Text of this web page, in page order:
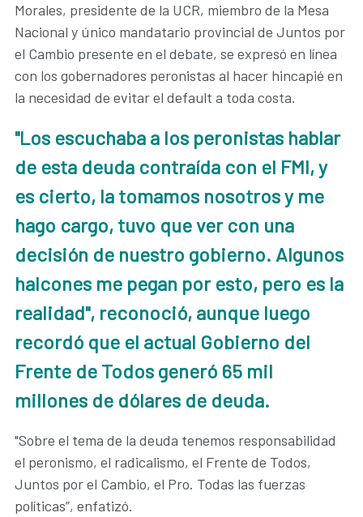
Morales, presidente de la UCR, miembro de la Mesa
Nacional y único mandatario provincial de Juntos por
el Cambio presente en el debate, se expresó en línea
con los gobernadores peronistas al hacer hincapié en
la necesidad de evitar el default a toda costa.
"Los escuchaba a los peronistas hablar
de esta deuda contraída con el FMI, y
es cierto, la tomamos nosotros y me
hago cargo, tuvo que ver con una
decisión de nuestro gobierno. Algunos
halcones me pegan por esto, pero es la
realidad", reconoció, aunque luego
recordó que el actual Gobierno del
Frente de Todos generó 65 mil
millones de dólares de deuda.
"Sobre el tema de la deuda tenemos responsabilidad
el peronismo, el radicalismo, el Frente de Todos,
Juntos por el Cambio, el Pro. Todas las fuerzas
políticas”, enfatizó.